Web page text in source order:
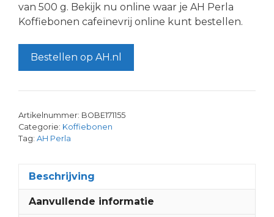
van 500 g. Bekijk nu online waar je AH Perla
Koffiebonen cafeïnevrij online kunt bestellen.
Bestellen op AH.nl
Artikelnummer: BOBE171155
Categorie: Koffiebonen
Tag: AH Perla
Beschrijving
Aanvullende informatie